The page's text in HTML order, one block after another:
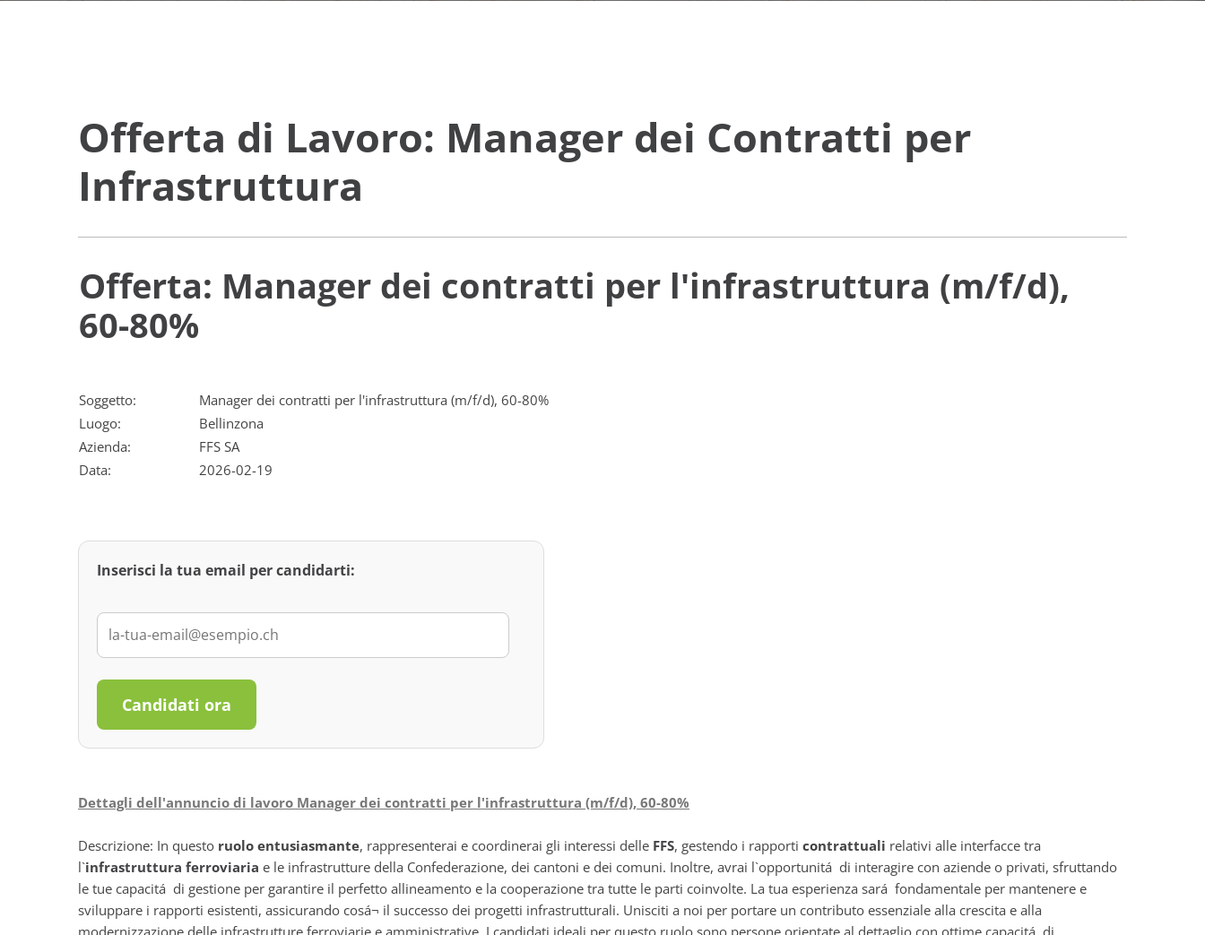
Offerta di Lavoro: Manager dei Contratti per
Infrastruttura
Offerta: Manager dei contratti per l'infrastruttura (m/f/d),
60-80%
Soggetto:
Manager dei contratti per l'infrastruttura (m/f/d), 60-80%
Luogo:
Bellinzona
Azienda:
FFS SA
Data:
2026-02-19
Inserisci la tua email per candidarti:
Candidati ora
Dettagli dell'annuncio di lavoro Manager dei contratti per l'infrastruttura (m/f/d), 60-80%
Descrizione: In questo ruolo entusiasmante, rappresenterai e coordinerai gli interessi delle FFS, gestendo i rapporti contrattuali relativi alle interfacce tra
l`infrastruttura ferroviaria e le infrastrutture della Confederazione, dei cantoni e dei comuni. Inoltre, avrai l`opportunitá di interagire con aziende o privati, sfruttando
le tue capacitá di gestione per garantire il perfetto allineamento e la cooperazione tra tutte le parti coinvolte. La tua esperienza sará fondamentale per mantenere e
sviluppare i rapporti esistenti, assicurando cosá¬ il successo dei progetti infrastrutturali. Unisciti a noi per portare un contributo essenziale alla crescita e alla
modernizzazione delle infrastrutture ferroviarie e amministrative. I candidati ideali per questo ruolo sono persone orientate al dettaglio con ottime capacitá di